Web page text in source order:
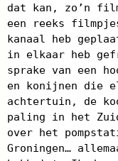
dat kan, zo’n
een reeks
kanaal heb
in elkaar heb
sprake van een
en konijnen die
achtertuin, de
paling in het
over het
Groningen…